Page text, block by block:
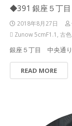
◆391 銀座５丁
2018年8月27日
Zunow 5cmF1.1 古
銀座５丁目 中央通
READ MORE